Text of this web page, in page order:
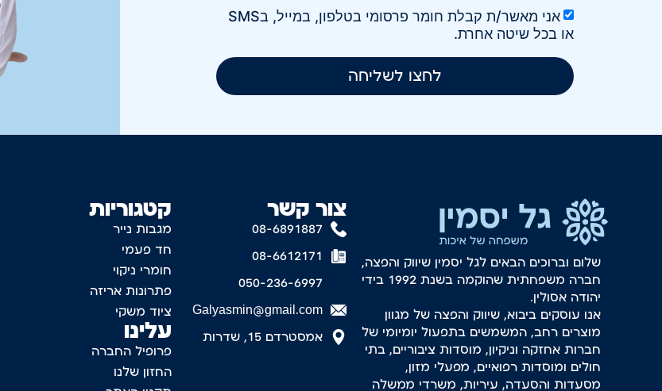
אני מאשר/ת קבלת חומר פרסומי בטלפון, במייל, בSMS
או בכל שיטה אחרת.
לחצו לשליחה
קטגוריות
מגבות נייר
חד פעמי
חומרי ניקוי
פתרונות אריזה
ציוד משקי
עלינו
פרופיל החברה
החזון שלנו
צור קשר
08-6891887
08-6612171
050-236-6997
Galyasmin@gmail.com
אמסטרדם 15, שדרות
שלום וברוכים הבאים לגל יסמין שיווק והפצה,
חברה משפחתית שהוקמה בשנת 1992 בידי
יהודה אסולין.
אנו עוסקים ביבוא, שיווק והפצה של מגוון
מוצרים רחב, המשמשים בתפעול יומיומי של
חברות אחזקה וניקיון, מוסדות ציבוריים, בתי
חולים ומוסדות רפואיים, מפעלי מזון,
מסעדות והסעדה, עיריות, משרדי ממשלה